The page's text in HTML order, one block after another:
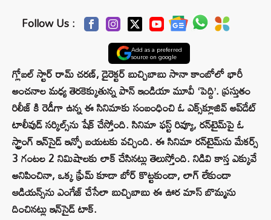
Follow Us :
Add as a preferred
source on google
గ్లోబల్ స్టార్ రామ్ చరణ్, డైరెక్టర్ బుచ్చిబాబు సానా కాంబోలో భారీ
అంచనాల మధ్య తెరకెక్కుతున్న పాన్ ఇండియా మూవీ ‘పెద్ది’. ప్రస్తుతం
రిలీజ్ కి రెడీగా ఉన్న ఈ సినిమాకు సంబంధించి ఓ ఎక్స్‌క్లూజివ్ అప్‌డేట్
టాలీవుడ్ సర్కిల్స్‌ను షేక్ చేస్తోంది. సినిమా ఫస్ట్ రివ్యూ, రన్‌టైమ్‌పై ఓ
స్ట్రాంగ్ ఇన్‌సైడ్ ఇన్ఫో బయటకు వచ్చింది. ఈ సినిమా రన్‌టైమ్‌ను మేకర్స్
3 గంటల 2 నిమిషాలకు లాక్ చేసినట్లు తెలుస్తోంది. నిడివి కాస్త ఎక్కువే
అనిపించినా, ఒక్క ఫ్రేమ్ కూడా బోర్ కొట్టకుండా, లాగ్ లేకుండా
ఆడియన్స్‌ను ఎంగేజ్ చేసేలా బుచ్చిబాబు ఈ ఊర మాస్ బొమ్మను
దించినట్లు ఇన్‌సైడ్ టాక్.